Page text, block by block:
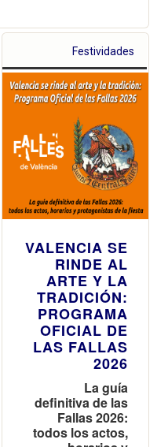
Festividades
VALENCIA SE
RINDE AL
ARTE Y LA
TRADICIÓN:
PROGRAMA
OFICIAL DE
LAS FALLAS
2026
La guía
definitiva de las
Fallas 2026:
todos los actos,